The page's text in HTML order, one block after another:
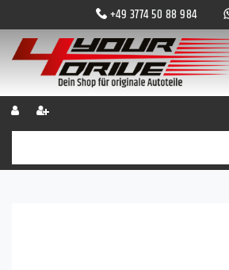
+49 3774 50 88 984